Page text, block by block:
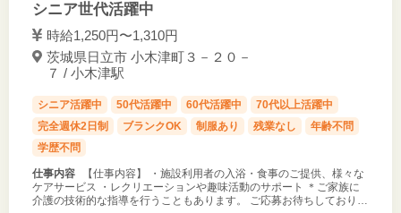
シニア世代活躍中
時給1,250円〜1,310円
茨城県日立市 小木津町３－２０－
７ / 小木津駅
シニア活躍中 50代活躍中 60代活躍中
70代以上活躍中
完全週休2日制
ブランクOK 制服あり 残業なし
年齢不問
学歴不問
仕事内容
【仕事内容】 ・施設利用者の入浴・食事のご提供、様々な
ケアサービス ・レクリエーションや趣味活動のサポート ＊ご家族に
介護の技術的な指導を行うこともあります。 ご応募お待ちしておりま